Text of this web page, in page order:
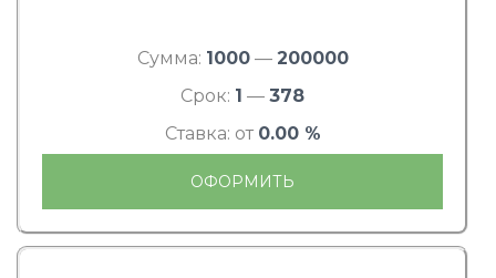
Сумма: 1000— 200000
Срок: 1 — 378
Ставка: от 0.00 %
ОФОРМИТЬ